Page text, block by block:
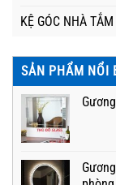
KỆ GÓC NHÀ TẮM
SẢN PHẨM NỔI